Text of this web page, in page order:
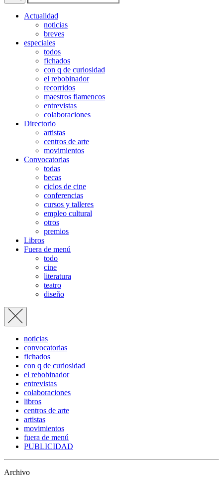
Actualidad
noticias
breves
especiales
todos
fichados
con q de curiosidad
el rebobinador
recorridos
maestros flamencos
entrevistas
colaboraciones
Directorio
artistas
centros de arte
movimientos
Convocatorias
todas
becas
ciclos de cine
conferencias
cursos y talleres
empleo cultural
otros
premios
Libros
Fuera de menú
todo
cine
literatura
teatro
diseño
noticias
convocatorias
fichados
con q de curiosidad
el rebobinador
entrevistas
colaboraciones
libros
centros de arte
artistas
movimientos
fuera de menú
PUBLICIDAD
Archivo